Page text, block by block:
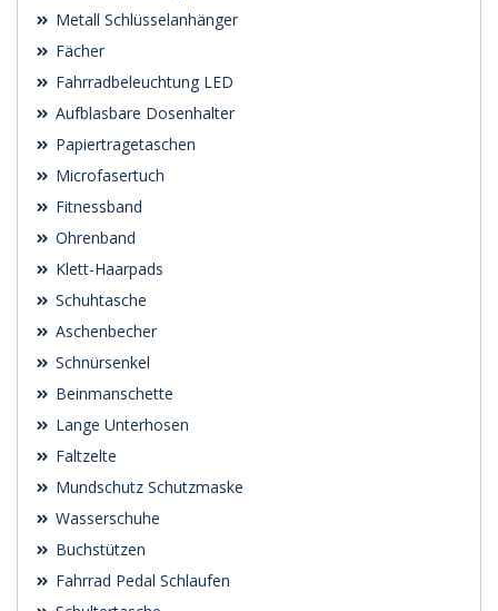
Metall Schlüsselanhänger
Fächer
Fahrradbeleuchtung LED
Aufblasbare Dosenhalter
Papiertragetaschen
Microfasertuch
Fitnessband
Ohrenband
Klett-Haarpads
Schuhtasche
Aschenbecher
Schnürsenkel
Beinmanschette
Lange Unterhosen
Faltzelte
Mundschutz Schutzmaske
Wasserschuhe
Buchstützen
Fahrrad Pedal Schlaufen